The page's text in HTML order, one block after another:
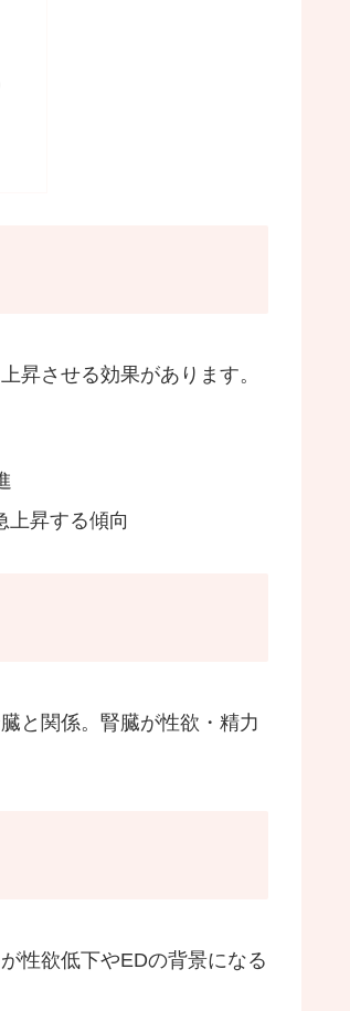
昇させる効果があります。
上昇する傾向
と関係。腎臓が性欲・精力
性欲低下やEDの背景になる